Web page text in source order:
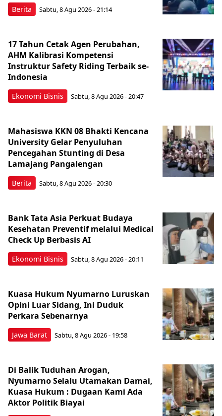
Berita Sabtu, 8 Agu 2026 - 21:14
Ekonomi Bisnis
17 Tahun Cetak Agen Perubahan,
AHM Kalibrasi Kompetensi
Instruktur Safety Riding Terbaik se-
Indonesia
Sabtu, 8 Agu 2026 - 20:47
Berita
Mahasiswa KKN 08 Bhakti Kencana
University Gelar Penyuluhan
Pencegahan Stunting di Desa
Lamajang Pangalengan
Sabtu, 8 Agu 2026 - 20:30
Ekonomi Bisnis
Bank Tata Asia Perkuat Budaya
Kesehatan Preventif melalui Medical
Check Up Berbasis AI
Sabtu, 8 Agu 2026 - 20:11
Jawa Barat
Kuasa Hukum Nyumarno Luruskan
Opini Luar Sidang, Ini Duduk
Perkara Sebenarnya ​
Sabtu, 8 Agu 2026 - 19:58
Di Balik Tuduhan Arogan,
Nyumarno Selalu Utamakan Damai,
Kuasa Hukum : Dugaan Kami Ada
Aktor Politik Biayai